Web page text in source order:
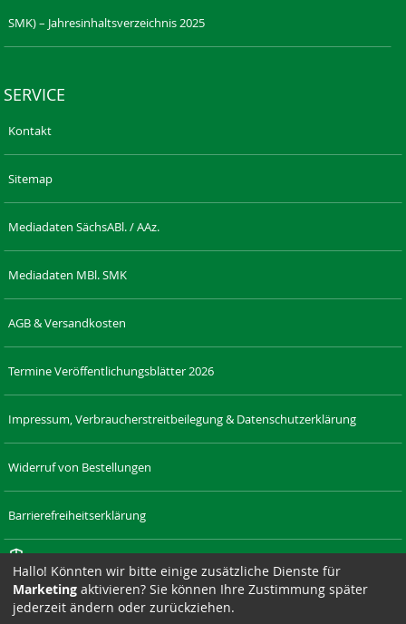
SMK) – Jahresinhaltsverzeichnis 2025
SERVICE
Kontakt
Sitemap
Mediadaten SächsABl. / AAz.
Mediadaten MBl. SMK
AGB & Versandkosten
Termine Veröffentlichungsblätter 2026
Impressum, Verbraucherstreitbeilegung & Datenschutzerklärung
Widerruf von Bestellungen
Barrierefreiheitserklärung
Cookie-Einstellungen
SAXONIA-
Hallo! Könnten wir bitte einige zusätzliche Dienste für
Marketing aktivieren? Sie können Ihre Zustimmung später
jederzeit ändern oder zurückziehen.